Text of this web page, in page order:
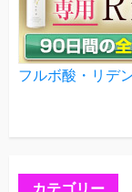
フルボ酸・リデ